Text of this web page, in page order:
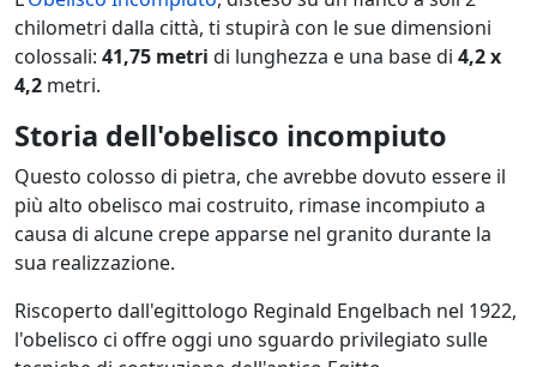
chilometri dalla città, ti stupirà con le sue dimensioni
colossali: 41,75 metri di lunghezza e una base di 4,2 x
4,2 metri.
Storia dell'obelisco incompiuto
Questo colosso di pietra, che avrebbe dovuto essere il
più alto obelisco mai costruito, rimase incompiuto a
causa di alcune crepe apparse nel granito durante la
sua realizzazione.
Riscoperto dall'egittologo Reginald Engelbach nel 1922,
l'obelisco ci offre oggi uno sguardo privilegiato sulle